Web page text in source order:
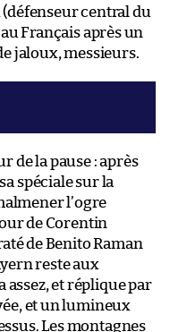
(défenseur central du
Français après un
jaloux, messieurs.
de la pause : après
spéciale sur la
l’ogre
de Corentin
de Benito Raman
reste aux
assez, et réplique par
et un lumineux
Les montagnes